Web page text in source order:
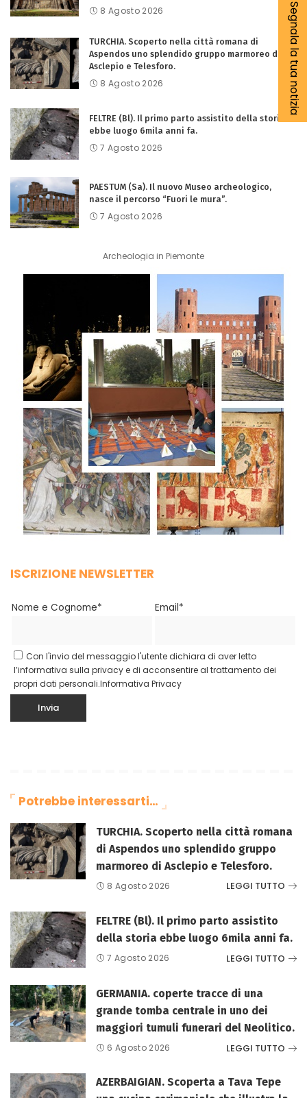
8 Agosto 2026
TURCHIA. Scoperto nella città romana di
Aspendos uno splendido gruppo marmoreo di
Asclepio e Telesforo.
8 Agosto 2026
FELTRE (Bl). Il primo parto assistito della storia
ebbe luogo 6mila anni fa.
7 Agosto 2026
PAESTUM (Sa). Il nuovo Museo archeologico,
nasce il percorso “Fuori le mura”.
7 Agosto 2026
Archeologia in Piemonte
ISCRIZIONE NEWSLETTER
Nome e Cognome* Email*
Con l'invio del messaggio l'utente dichiara di aver letto
l’informativa sulla privacy e di acconsentire al trattamento dei
propri dati personali.Informativa Privacy
Potrebbe interessarti…
TURCHIA. Scoperto nella città romana
di Aspendos uno splendido gruppo
marmoreo di Asclepio e Telesforo.
8 Agosto 2026 LEGGI TUTTO
FELTRE (Bl). Il primo parto assistito
della storia ebbe luogo 6mila anni fa.
7 Agosto 2026 LEGGI TUTTO
GERMANIA. coperte tracce di una
grande tomba centrale in uno dei
maggiori tumuli funerari del Neolitico.
6 Agosto 2026 LEGGI TUTTO
AZERBAIGIAN. Scoperta a Tava Tepe
Segnala la tua notizia